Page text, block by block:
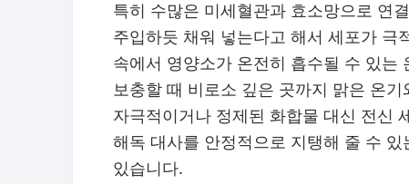
특히 수많은 미세혈관과 효소망으로 연
주입하듯 채워 넣는다고 해서 세포가 극
속에서 영양소가 온전히 흡수될 수 있는
보충할 때 비로소 깊은 곳까지 맑은 온
자극적이거나 정제된 화합물 대신 전신
해독 대사를 안정적으로 지탱해 줄 수
있습니다.